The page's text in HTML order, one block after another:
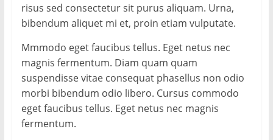
risus sed consectetur sit purus aliquam. Urna,
bibendum aliquet mi et, proin etiam vulputate.
Mmmodo eget faucibus tellus. Eget netus nec
magnis fermentum. Diam quam quam
suspendisse vitae consequat phasellus non odio
morbi bibendum odio libero. Cursus commodo
eget faucibus tellus. Eget netus nec magnis
fermentum.